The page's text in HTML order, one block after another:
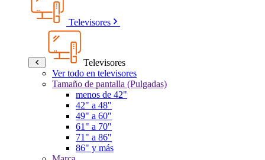
Televisores
Televisores
Ver todo en televisores
Tamaño de pantalla (Pulgadas)
menos de 42"
42" a 48"
49" a 60"
61" a 70"
71" a 86"
86" y más